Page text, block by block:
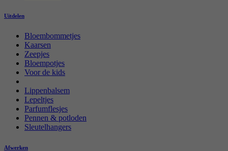
Uitdelen
Bloembommetjes
Kaarsen
Zeepjes
Bloempotjes
Voor de kids
Lippenbalsem
Lepeltjes
Parfumflesjes
Pennen & potloden
Sleutelhangers
Afwerken